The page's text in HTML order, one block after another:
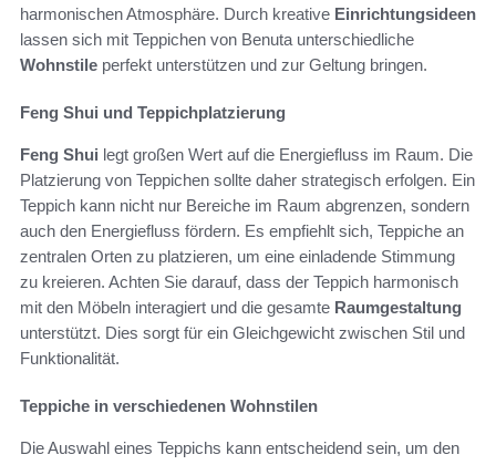
harmonischen Atmosphäre. Durch kreative Einrichtungsideen
lassen sich mit Teppichen von Benuta unterschiedliche
Wohnstile perfekt unterstützen und zur Geltung bringen.
Feng Shui und Teppichplatzierung
Feng Shui legt großen Wert auf die Energiefluss im Raum. Die
Platzierung von Teppichen sollte daher strategisch erfolgen. Ein
Teppich kann nicht nur Bereiche im Raum abgrenzen, sondern
auch den Energiefluss fördern. Es empfiehlt sich, Teppiche an
zentralen Orten zu platzieren, um eine einladende Stimmung
zu kreieren. Achten Sie darauf, dass der Teppich harmonisch
mit den Möbeln interagiert und die gesamte Raumgestaltung
unterstützt. Dies sorgt für ein Gleichgewicht zwischen Stil und
Funktionalität.
Teppiche in verschiedenen Wohnstilen
Die Auswahl eines Teppichs kann entscheidend sein, um den